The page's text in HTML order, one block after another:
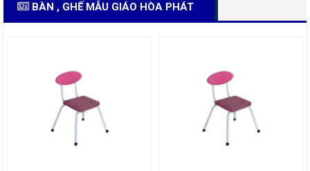
BÀN , GHẾ MẪU GIÁO HÒA PHÁT